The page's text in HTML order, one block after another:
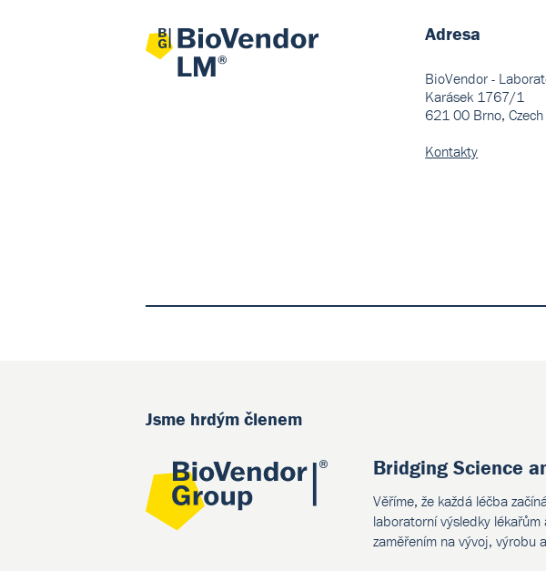
Adresa
BioVendor -
Karásek 1767/1
621 00 Brno,
Kontakty
Jsme hrdým členem
Bridging Science
Věříme, že každá léčba
laboratorní výsledky
zaměřením na vývoj, výrobu